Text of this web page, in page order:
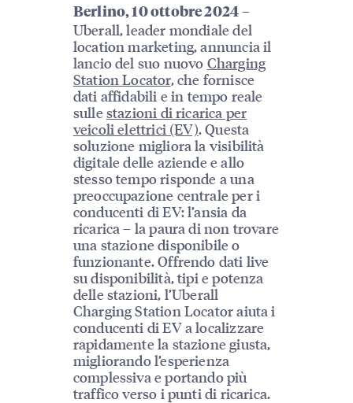
Berlino, 10 ottobre 2024 –
Uberall, leader mondiale del
location marketing, annuncia il
lancio del suo nuovo Charging
Station Locator, che fornisce
dati affidabili e in tempo reale
sulle stazioni di ricarica per
veicoli elettrici (EV). Questa
soluzione migliora la visibilità
digitale delle aziende e allo
stesso tempo risponde a una
preoccupazione centrale per i
conducenti di EV: l’ansia da
ricarica – la paura di non trovare
una stazione disponibile o
funzionante. Offrendo dati live
su disponibilità, tipi e potenza
delle stazioni, l’Uberall
Charging Station Locator aiuta i
conducenti di EV a localizzare
rapidamente la stazione giusta,
migliorando l’esperienza
complessiva e portando più
traffico verso i punti di ricarica.